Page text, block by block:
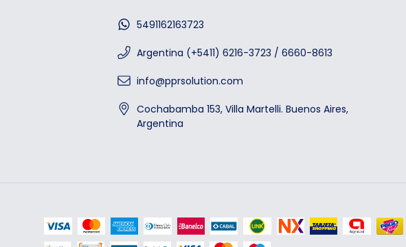
5491162163723
Argentina (+5411) 6216-3723 / 6660-8613
info@pprsolution.com
Cochabamba 153, Villa Martelli. Buenos Aires,
Argentina